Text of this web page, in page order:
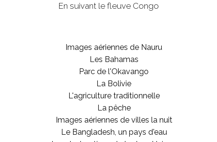
En suivant le fleuve Congo
Images aériennes de Nauru
Les Bahamas
Parc de l'Okavango
La Bolivie
L'agriculture traditionnelle
La pêche
Images aériennes de villes la nuit
Le Bangladesh, un pays d'eau